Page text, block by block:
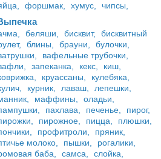
форшмак, хумус, чипсы,
беляши, бисквит,
бисквитный
блины, брауни,
булочки,
вафельные трубочки,
запеканка, кекс,
киш,
круассаны,
кулебяка,
курник, лаваш,
лепешки,
маффины,
оладьи,
пахлава, печенье,
пирог,
пирожное, пицца,
плюшки,
профитроли,
пряник,
молоко,
пышки,
рогалики,
баба,
самса,
слойка,